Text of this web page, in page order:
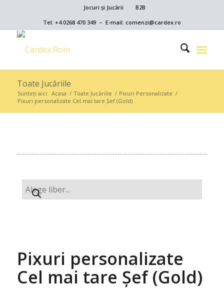
Jocuri și Jucării
B2B
Tel: +4 0268 470 349 – E-mail: comenzi@cardex.ro
Toate Jucăriile
Sunteți aici: Acasa / Toate Jucăriile / Pixuri Personalizate /
Pixuri personalizate Cel mai tare Şef (Gold)
Pixuri personalizate
Cel mai tare Şef (Gold)